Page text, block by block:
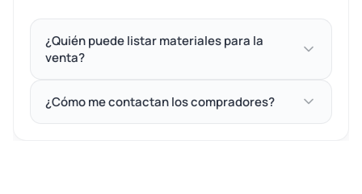
¿Quién puede listar materiales para la
venta?
¿Cómo me contactan los compradores?